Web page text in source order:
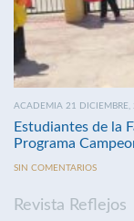
ACADEMIA 21 DICIEMBRE,
Estudiantes de la
Programa
SIN COMENTARIOS
Revista Reflejos